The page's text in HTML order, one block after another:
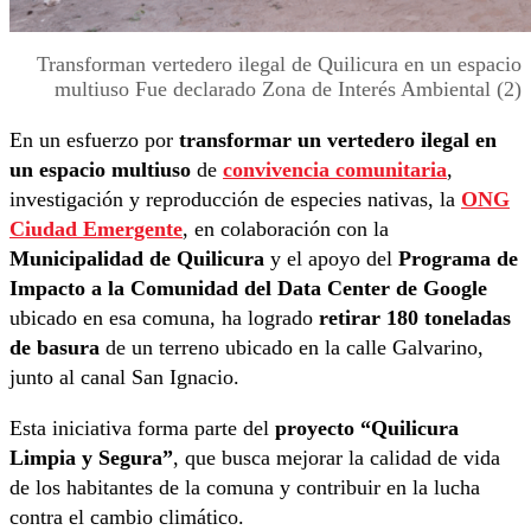
Transforman vertedero ilegal de Quilicura en un espacio
multiuso Fue declarado Zona de Interés Ambiental (2)
En un esfuerzo por transformar un vertedero ilegal en
un espacio multiuso de convivencia comunitaria,
investigación y reproducción de especies nativas, la ONG
Ciudad Emergente, en colaboración con la
Municipalidad de Quilicura y el apoyo del Programa de
Impacto a la Comunidad del Data Center de Google
ubicado en esa comuna, ha logrado retirar 180 toneladas
de basura de un terreno ubicado en la calle Galvarino,
junto al canal San Ignacio.
Esta iniciativa forma parte del proyecto “Quilicura
Limpia y Segura”, que busca mejorar la calidad de vida
de los habitantes de la comuna y contribuir en la lucha
contra el cambio climático.